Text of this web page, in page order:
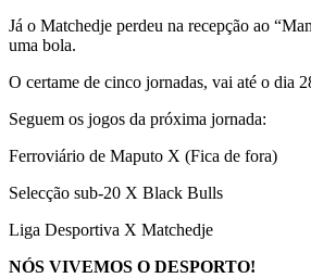
Já o Matchedje perdeu na recepção ao
uma bola.
O certame de cinco jornadas, vai até o dia
Seguem os jogos da próxima jornada:
Ferroviário de Maputo X (Fica de fora)
Selecção sub-20 X Black Bulls
Liga Desportiva X Matchedje
NÓS VIVEMOS O DESPORTO!